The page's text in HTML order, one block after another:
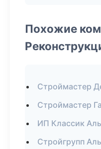
Похожие
Строймастер
Строймастер
ИП Классик
Стройгрупп